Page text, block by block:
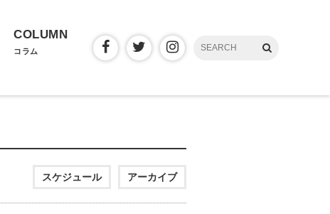
COLUMN
コラム
スケジュール アーカイブ